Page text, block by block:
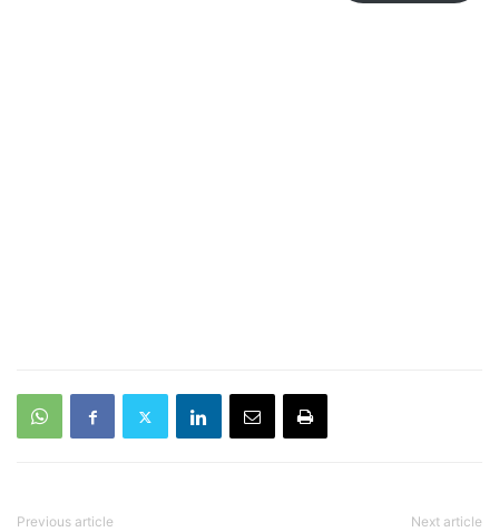
Previous article Next article